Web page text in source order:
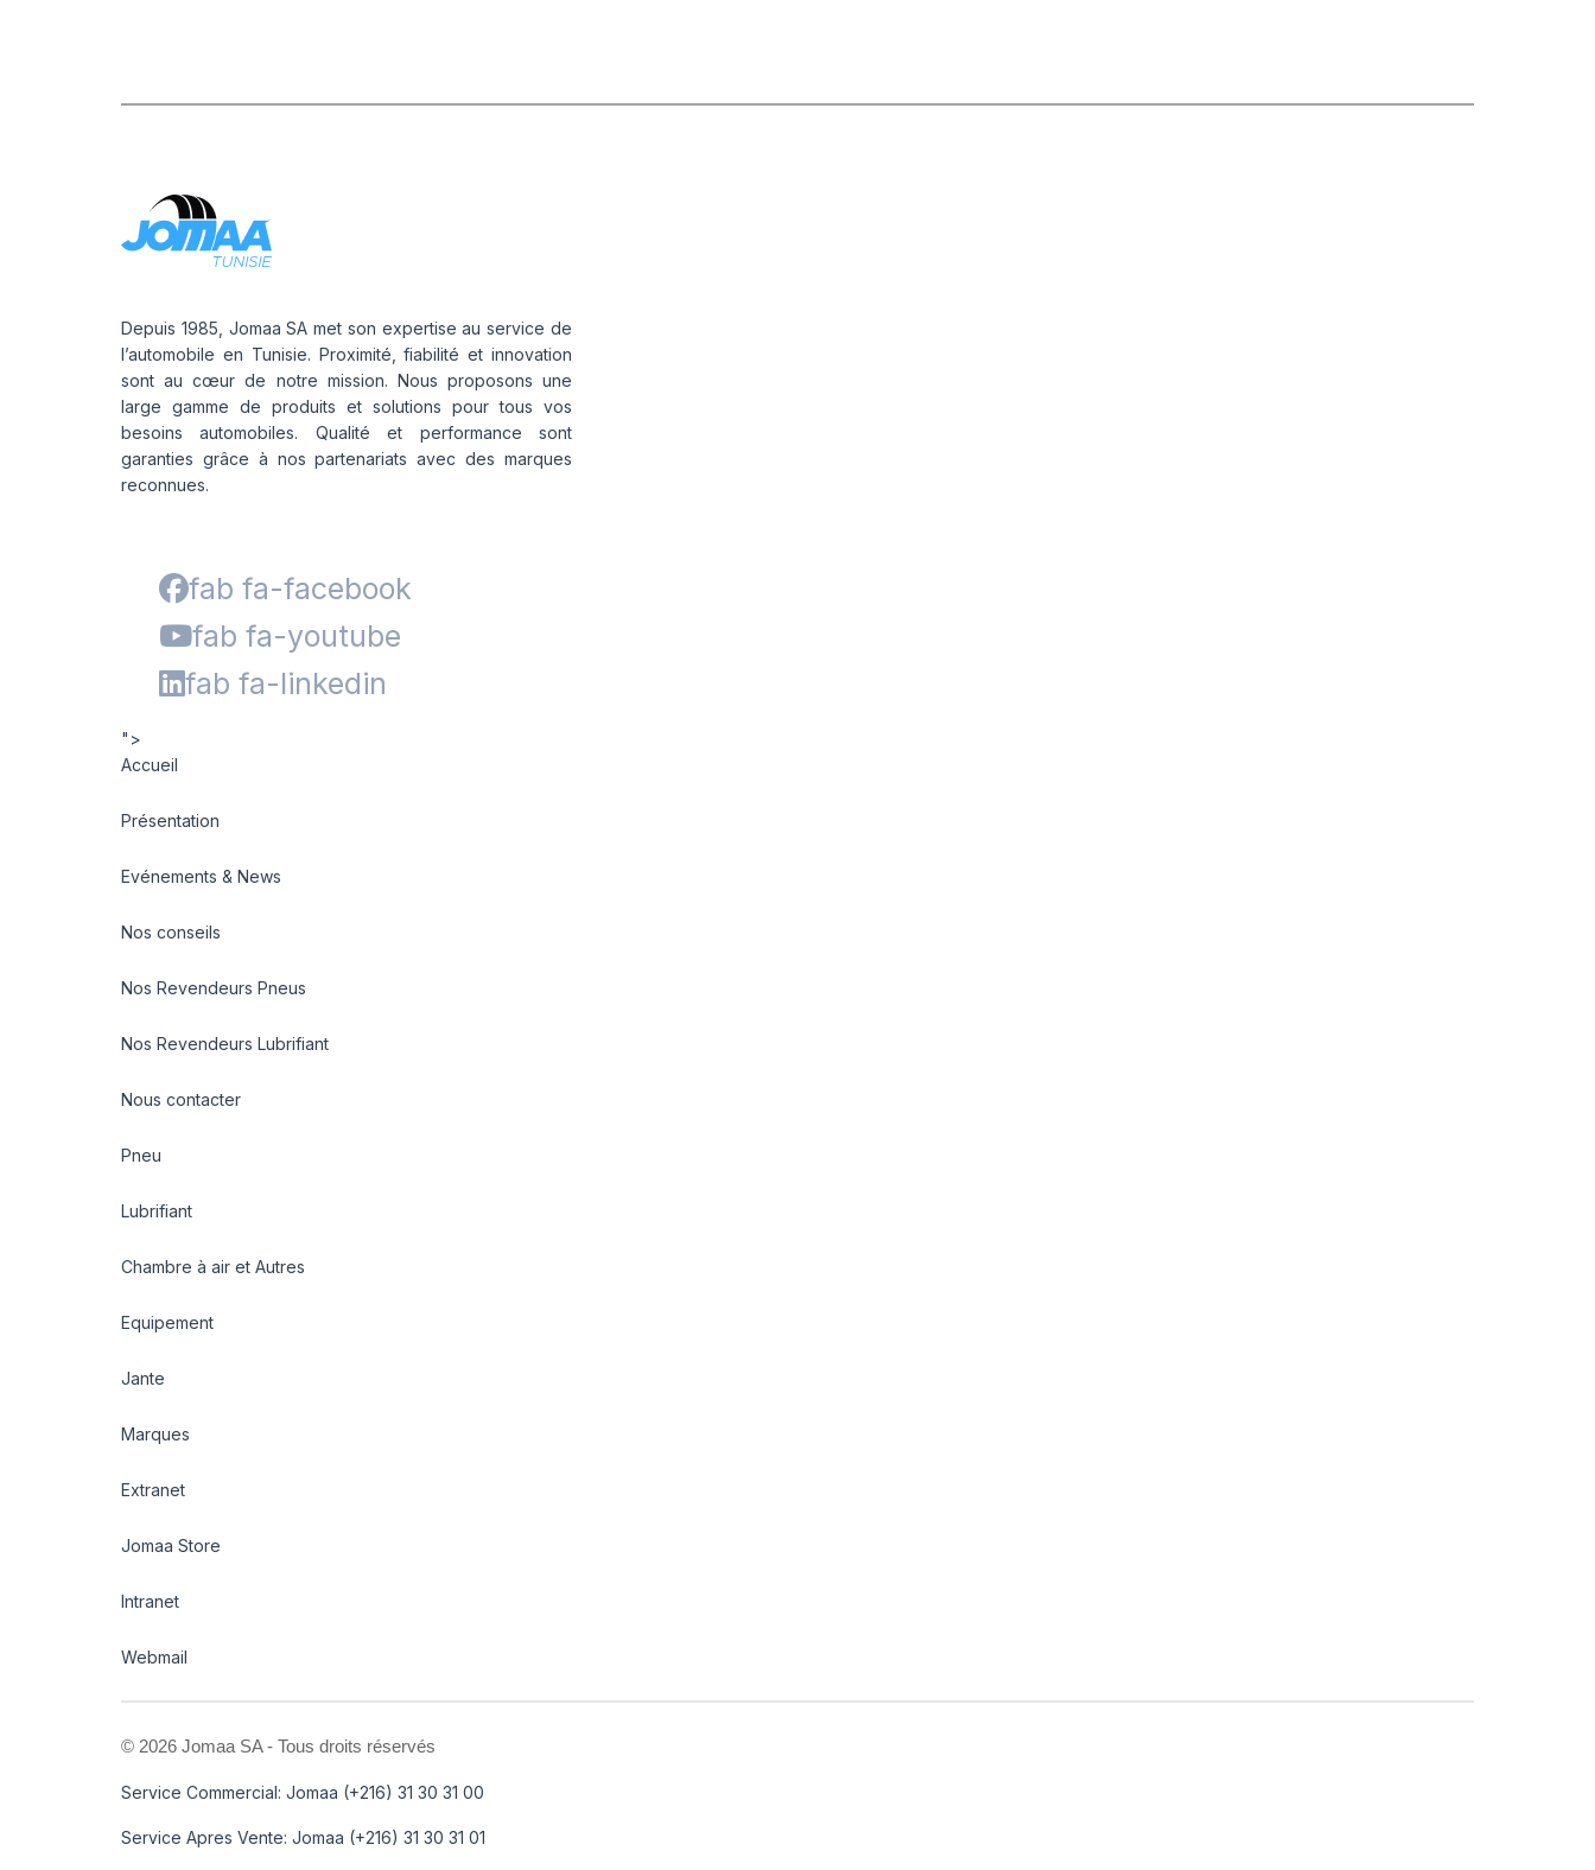
Depuis 1985, Jomaa SA met son expertise au service de
l’automobile en Tunisie. Proximité, fiabilité et innovation
sont au cœur de notre mission. Nous proposons une
large gamme de produits et solutions pour tous vos
besoins automobiles. Qualité et performance sont
garanties grâce à nos partenariats avec des marques
reconnues.
fab fa-facebook
fab fa-youtube
fab fa-linkedin
">
Accueil
Présentation
Evénements & News
Nos conseils
Nos Revendeurs Pneus
Nos Revendeurs Lubrifiant
Nous contacter
Pneu
Lubrifiant
Chambre à air et Autres
Equipement
Jante
Marques
Extranet
Jomaa Store
Intranet
Webmail
© 2026 Jomaa SA - Tous droits réservés
Service Commercial: Jomaa (+216) 31 30 31 00
Service Apres Vente: Jomaa (+216) 31 30 31 01